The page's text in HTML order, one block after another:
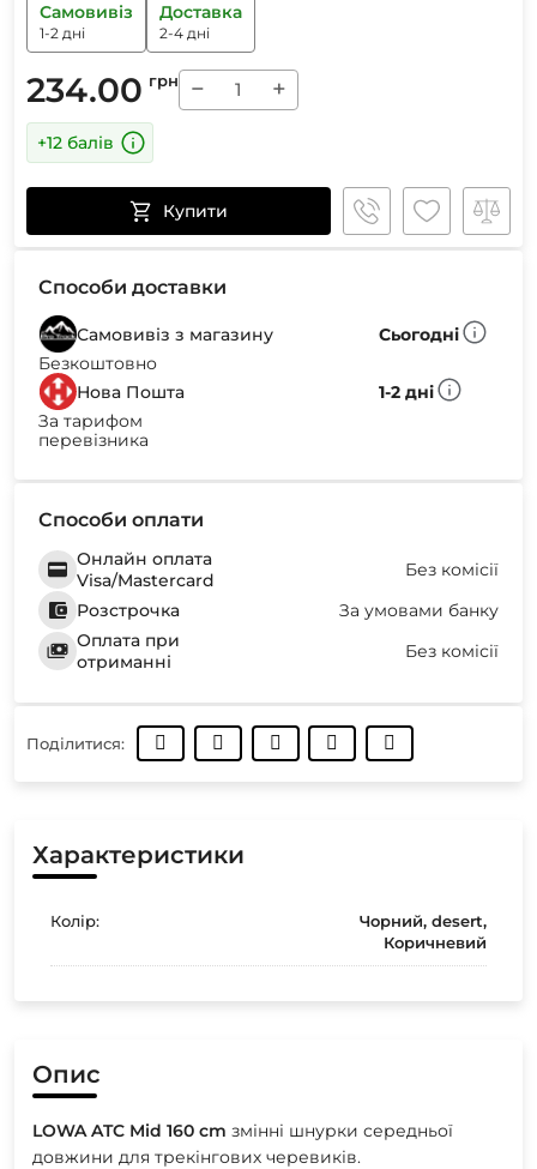
Самовивіз
1-2 дні
Доставка
2-4 дні
234.00 грн − +
+12 балів
Купити
Способи доставки
Самовивіз з магазину
Сьогодні
Безкоштовно
Нова Пошта
1-2 дні
За тарифом
перевізника
Способи оплати
Онлайн оплата
Visa/Mastercard
Без комісії
Розстрочка
За умовами банку
Оплата при
отриманні
Без комісії
Поділитися:
Характеристики
Колір:
Чорний, desert,
Коричневий
Опис
LOWA ATC Mid 160 cm змінні шнурки середньої
довжини для трекінгових черевиків.